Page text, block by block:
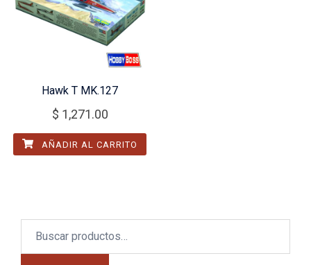
Hawk T MK.127
$ 1,271.00
AÑADIR AL CARRITO